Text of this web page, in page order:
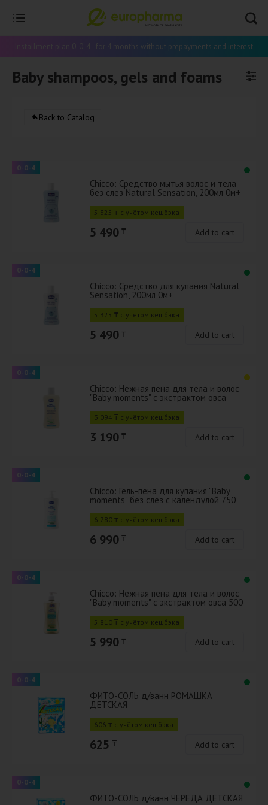
Installment plan 0-0-4 - for 4 months without prepayments and interest
Baby shampoos, gels and foams
Back to Catalog
0-0-4
Chicco: Средство мытья волос и тела
без слез Natural Sensation, 200мл 0м+
5 325 ₸ с учётом кешбэка
5 490 ₸ Add to cart
0-0-4
Chicco: Средство для купания Natural
Sensation, 200мл 0м+
5 325 ₸ с учётом кешбэка
5 490 ₸ Add to cart
0-0-4
Chicco: Нежная пена для тела и волос
"Baby moments" с экстрактом овса
3 094 ₸ с учётом кешбэка
3 190 ₸ Add to cart
0-0-4
Chicco: Гель-пена для купания "Baby
moments" без слез с календулой 750
6 780 ₸ с учётом кешбэка
6 990 ₸ Add to cart
0-0-4
Chicco: Нежная пена для тела и волос
"Baby moments" с экстрактом овса 500
5 810 ₸ с учётом кешбэка
5 990 ₸ Add to cart
0-0-4
ФИТО-СОЛЬ д/ванн РОМАШКА
ДЕТСКАЯ
606 ₸ с учётом кешбэка
625 ₸ Add to cart
0-0-4
ФИТО-СОЛЬ д/ванн ЧЕРЕДА ДЕТСКАЯ